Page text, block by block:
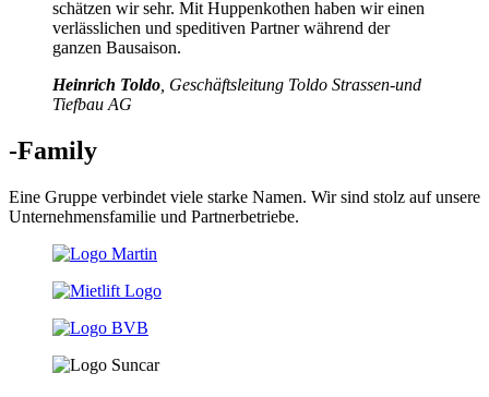
schätzen wir sehr. Mit Huppenkothen haben wir einen
verlässlichen und speditiven Partner während der
ganzen Bausaison.
Heinrich Toldo , Geschäftsleitung Toldo Strassen-und
Tiefbau AG
-Family
Eine Gruppe verbindet viele starke Namen. Wir sind stolz auf unsere
Unternehmensfamilie und Partnerbetriebe.